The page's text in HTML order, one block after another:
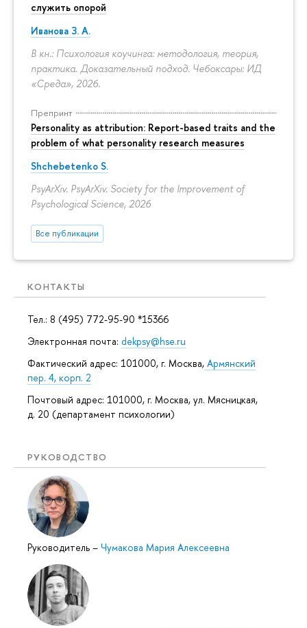
служить опорой
Иванова З. А.
В кн.: Психология коучинга: методология, теория,
практика. Доказательный подход. Чебоксары: ИД
«Среда», 2026.
Препринт
Personality as attribution: Report-based traits and the
problem of what personality research measures
Shchebetenko S.
PsyArXiv. PsyArXiv. Society for the Improvement of
Psychological Science, 2026
Все публикации
КОНТАКТЫ
Тел.: 8 (495) 772-95-90 *15366
Электронная почта: dekpsy@hse.ru
Фактический адрес: 101000, г. Москва, Армянский
пер. 4, корп. 2
Почтовый адрес: 101000, г. Москва, ул. Мясницкая,
д. 20 (департамент психологии)
РУКОВОДСТВО
Руководитель – Чумакова Мария Алексеевна